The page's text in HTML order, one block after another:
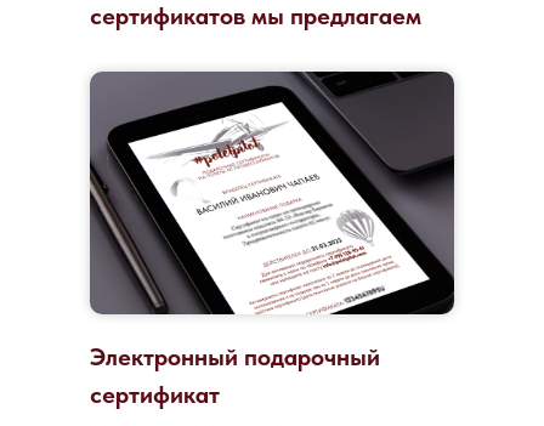
сертификатов мы предлагаем
Электронный подарочный
сертификат